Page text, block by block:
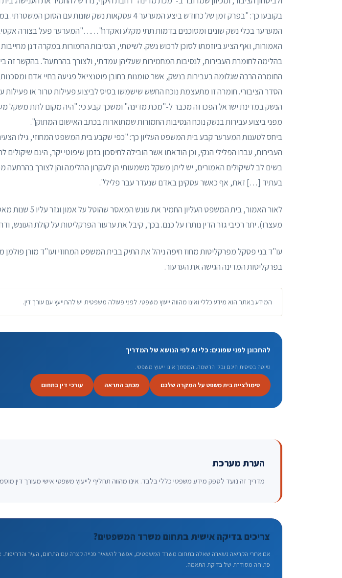
בקובעו כך: "בפרק זמן של כחודש ביצע המערער 4 עסקאות נשק שונות
המערער בכלי נשק שונים ומסוכנים בדמות תתי מקלע ואקדח"……"המערער פעל בצורה
האמורות, ואף הציע ביוזמתו לסוכן לרכוש נשק. לשיטתי, הנסיבות החמורות במקרה דנן
בהלימה לחומרת העבירות, לנסיבות המחמירות שעליהן עמדתי, ולצורך בהרתעה". בהקשר זה
החומרה הרבה שגלומה בעבירות בנשק, אשר טומנות בחובן פוטנציאל פגיעה בחיי אדם
הסדר הציבורי. חומרה זו מתעצמת נוכח החשש שישמשו בסיס לביצוע פעילות טרור או פעילות
הנשק במדינת ישראל הפכו זה מכבר ל-"מכת מדינה" ומשכך קבע כי: "היה מקום לתת משקל
מפני ביצוע עבירות בנשק נוכח הנסיבות החמורות שמתוארות בכתב האישום המתוקן".
ביחס לטענות המערער קבע בית המשפט העליון כך: "כפי שקבע בית המשפט המחוזי, גילו
העבירות, עברו הפלילי הנקי, וכן הודאתו אשר הובילה לחיסכון בזמן שיפוטי יקר, הינם
בשים לב לשיקולים האמורים, יש ליתן משקל משמעותי הן לעקרון ההלימה והן לצורך בהרתעה
בעתיד […] זאת, אף כאשר עסקינן באדם שנעדר עבר פלילי".
לאור האמור, בית המשפט העליון
מעצרו). יתר רכיבי גזר הדין נותרו על כנם. בכך, קיבל את ערעור הפרקליטות על קולת העונש,
עו"ד בני פסקל מפרקליטות מחוז חיפה ניהל את התיק בבית המשפט המחוזי ועו"ד מורן
בפרקליטות המדינה הגישה את הערעור.
המידע באתר הוא מידע כללי ואינו מהווה ייעוץ משפטי. לפני פעולה משפטית יש להתייעץ עם עורך דין.
להתכונן לפני שפונים: כלי AI לפי הנושא של המדריך
טיוטה בסיסית חינם ובלי הרשמה. המסמך אינו ייעוץ משפטי.
סימולציית בית משפט על המקרה שלכם מכתב התראה עורכי דין בתחום
הערת מערכת
מדריך זה נועד לספק מידע משפטי כללי בלבד. אינו מהווה תחליף לייעוץ משפטי אישי מעורך דין
צריכים בדיקה אישית בתחום משרד המשפטים?
אם אחרי הקריאה נשארה שאלה בתחום משרד המשפטים, אפשר להשאיר פנייה קצרה עם התחום, העיר והדחיפות.
פתיחה מסודרת של בדיקת התאמה.